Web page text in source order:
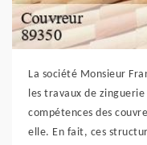
La société Monsieur
les travaux de
compétences des
elle. En fait, ces